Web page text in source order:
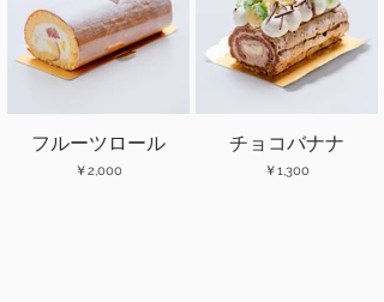
フルーツロール
￥2,000
チョコバナナ
￥1,300